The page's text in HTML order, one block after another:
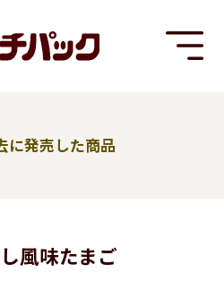
に発売した商品
風味たまご